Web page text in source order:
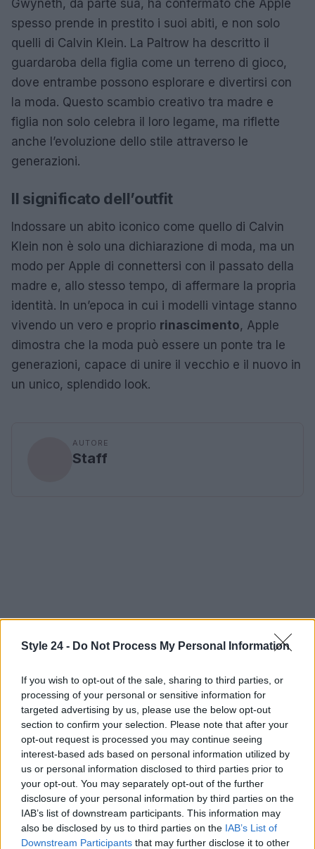
Style 24 - Do Not Process My Personal Information
If you wish to opt-out of the sale, sharing to third parties, or
processing of your personal or sensitive information for
targeted advertising by us, please use the below opt-out
section to confirm your selection. Please note that after your
opt-out request is processed you may continue seeing
interest-based ads based on personal information utilized by
us or personal information disclosed to third parties prior to
your opt-out. You may separately opt-out of the further
disclosure of your personal information by third parties on the
IAB’s list of downstream participants. This information may
also be disclosed by us to third parties on the IAB’s List of
Downstream Participants that may further disclose it to other
Gwyneth, da parte sua, ha confermato che Apple
spesso prende in prestito i suoi abiti, e non solo
quelli di Calvin Klein. La Paltrow ha descritto il
guardaroba della figlia come un terreno di gioco,
dove entrambe possono esplorare e divertirsi con
la moda. Questo scambio creativo tra madre e
figlia non solo celebra il loro legame, ma riflette
anche l’evoluzione dello stile attraverso le
generazioni.
Il significato dell’outfit
Indossare un abito iconico come quello di Calvin
Klein non è solo una dichiarazione di moda, ma un
modo per Apple di connettersi con il passato della
madre e, allo stesso tempo, di affermare la propria
identità. In un’epoca in cui i modelli vintage stanno
vivendo un vero e proprio rinascimento, Apple
dimostra che la moda può essere un ponte tra le
generazioni, capace di unire il vecchio e il nuovo in
un unico, splendido look.
AUTORE
Staff
Continua a leggere